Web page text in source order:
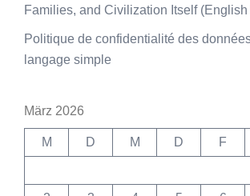
Families, and Civilization Itself
Politique de confidentialité des
langage simple
März 2026
M D M D F